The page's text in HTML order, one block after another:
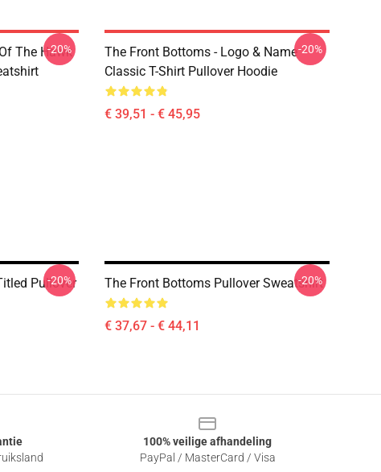
The Hawk
-20%
The Front Bottoms - Logo & Name
Classic T-Shirt Pullover Hoodie
€ 39,51 - € 45,95
-20%
Pullover
-20% The Front Bottoms Pullover Sweatshirt
€ 37,67 - € 44,11
-20%
100% veilige afhandeling
PayPal / MasterCard / Visa